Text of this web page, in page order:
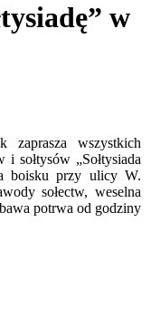
w
wszystkich
sołtysów „Sołtysiada
boisku przy ulicy W.
sołectw, weselna
potrwa od godziny